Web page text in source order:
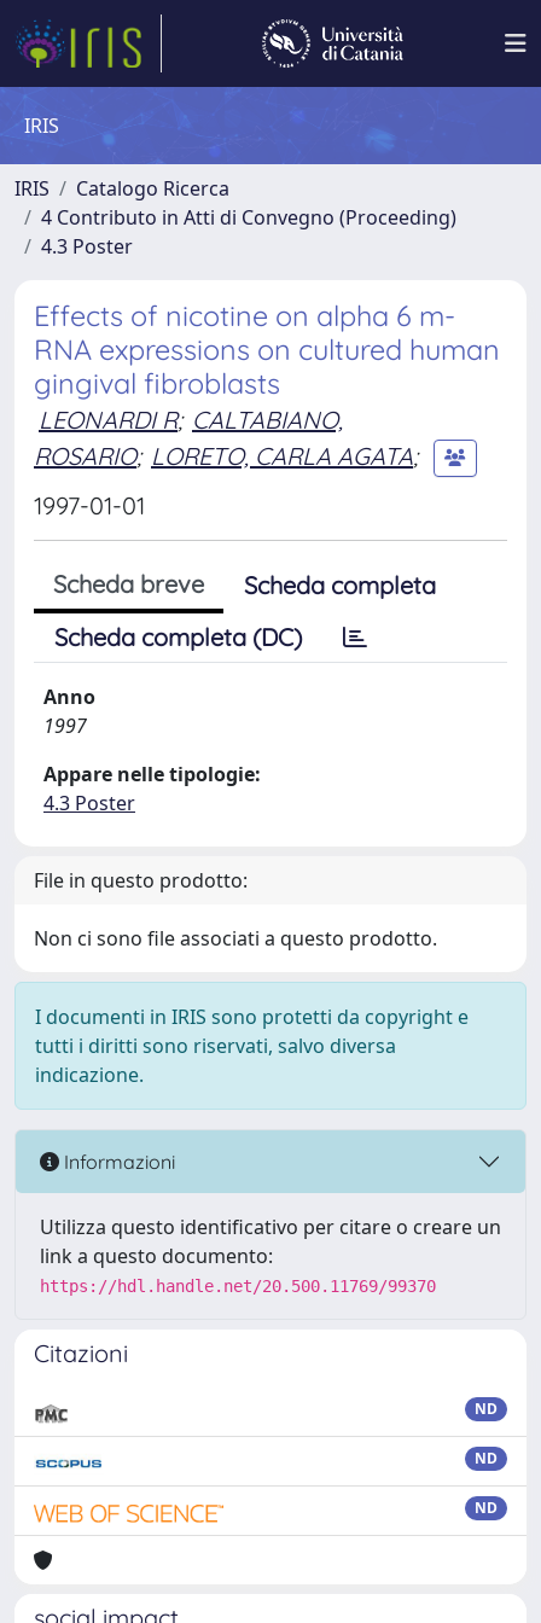
IRIS
IRIS
Catalogo Ricerca
4 Contributo in Atti di Convegno (Proceeding)
4.3 Poster
Effects of nicotine on alpha 6 m-
RNA expressions on cultured human
gingival fibroblasts
LEONARDI R; CALTABIANO,
ROSARIO; LORETO, CARLA AGATA;
1997-01-01
Scheda breve
Scheda completa
Scheda completa (DC)
Anno
1997
Appare nelle tipologie:
4.3 Poster
File in questo prodotto:
Non ci sono file associati a questo prodotto.
I documenti in IRIS sono protetti da copyright e
tutti i diritti sono riservati, salvo diversa
indicazione.
Informazioni
Utilizza questo identificativo per citare o creare un
link a questo documento:
https://hdl.handle.net/20.500.11769/99370
Citazioni
ND
ND
ND